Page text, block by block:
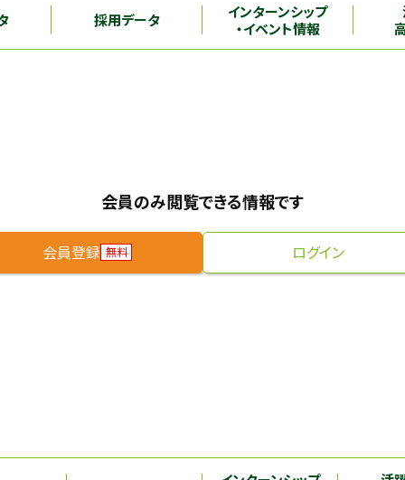
採用データ
インターンシップ
・イベント情報
会員のみ閲覧できる情報です
会員登録 無料 ログイン